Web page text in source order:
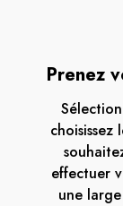
Prenez
effectuer
une